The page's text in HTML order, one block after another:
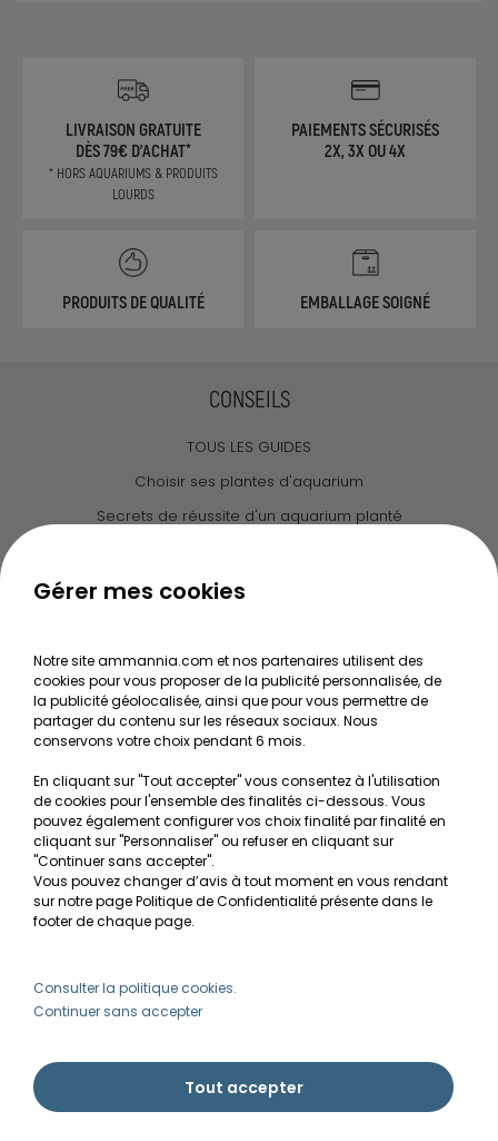
LIVRAISON GRATUITE
DÈS 79€ D'ACHAT*
* HORS AQUARIUMS & PRODUITS
LOURDS
PAIEMENTS SÉCURISÉS
2X, 3X OU 4X
PRODUITS DE QUALITÉ EMBALLAGE SOIGNÉ
CONSEILS
TOUS LES GUIDES
Choisir ses plantes d'aquarium
Secrets de réussite d'un aquarium planté
Le journal d'Ammannia
Recherche de Notices de produits
Mentions légales
Conditions générales de vente
RGPD
MON COMPTE
Avantages
Créer un compte client
Besoin d'aide ?
Gérer mes cookies
Notre site ammannia.com et nos partenaires utilisent des
cookies pour vous proposer de la publicité personnalisée, de
la publicité géolocalisée, ainsi que pour vous permettre de
partager du contenu sur les réseaux sociaux. Nous
conservons votre choix pendant 6 mois.
En cliquant sur "Tout accepter" vous consentez à l'utilisation
de cookies pour l'ensemble des finalités ci-dessous. Vous
pouvez également configurer vos choix finalité par finalité en
cliquant sur "Personnaliser" ou refuser en cliquant sur
"Continuer sans accepter".
Vous pouvez changer d’avis à tout moment en vous rendant
sur notre page Politique de Confidentialité présente dans le
footer de chaque page.
Consulter la politique cookies.
Continuer sans accepter
Tout accepter